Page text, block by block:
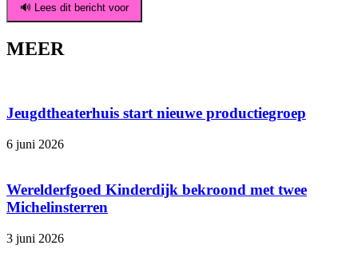
🔊 Lees dit bericht voor
MEER
Jeugdtheaterhuis start nieuwe productiegroep
6 juni 2026
Werelderfgoed Kinderdijk bekroond met twee
Michelinsterren
3 juni 2026